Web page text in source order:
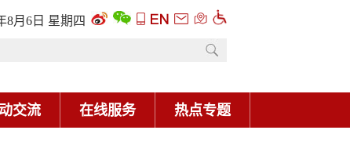
8月6日 星期四
交流 在线服务 热点专题